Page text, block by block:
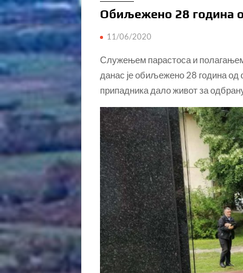
Обиљежено 28 година
11/06/2020
Служењем парастоса и
данас је обиљежено 28 година од
припадника дало живот за